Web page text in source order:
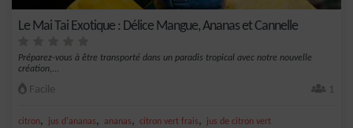
Le Mai Tai Exotique : Délice Mangue, Ananas et Cannelle
Préparez-vous à être transporté dans un paradis tropical avec notre nouvelle
création,...
Facile 1
citron, jus d'ananas, ananas, citron vert frais, jus de citron vert